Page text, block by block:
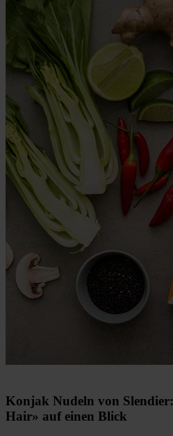
Konjak Nudeln von
Hair» auf einen Blick